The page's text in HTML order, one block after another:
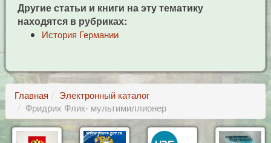
Другие статьи и книги на эту тематику
находятся в рубриках:
История Германии
Главная
Электронный каталог
Фридрих Флик- мультимиллионер